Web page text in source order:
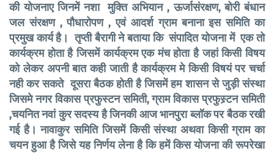
की योजनाए जिनमें नशा मुक्ति अभियान , ऊर्जासंरक्षण, बोरी बंधान
जल संरक्षण , पौधारोपण , एवं आदर्श ग्राम बनाना इस समिति का
प्रमुख कार्य है। तृप्ती बैरागी ने बताया कि संपादित योजना में एक तो
कार्यक्रम होता है जिसमें कार्यक्रम एक मंच होता है जहां किसी विषय
को लेकर अपनी बात कही जाती है कार्यक्रम मे किसी विषयं पर चर्चा
नही कर सकते दूसरा बैठक होती है जिसमें हम शासन से जुड़ी संस्था
जिसमे नगर विकास प्रफुस्टन समिती, ग्राम विकास प्रफुस्र्टन समिती
,चयनित नवां कुर सदस्य है जिनकी आज भानपुरा ब्लॉक पर बैठक रखी
गई है। नावाकुर समिति जिसमें किसी संस्था अथवा किसी ग्राम का
चयन हुआ है जिसे यह निर्णय लेना है कि हमें किस योजना की रूपरेखा